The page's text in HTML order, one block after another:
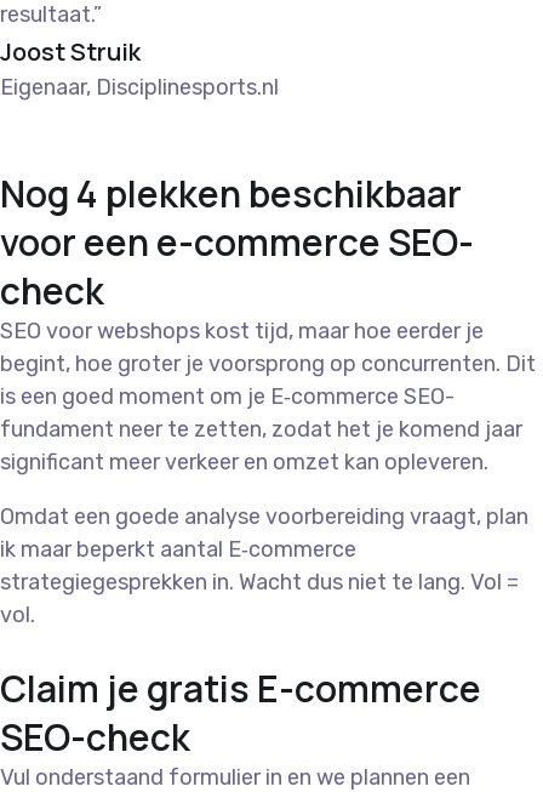
resultaat.”
Joost Struik
Eigenaar, Disciplinesports.nl
Nog 4 plekken beschikbaar
voor een e-commerce SEO-
check
SEO voor webshops kost tijd, maar hoe eerder je
begint, hoe groter je voorsprong op concurrenten. Dit
is een goed moment om je E‑commerce SEO-
fundament neer te zetten, zodat het je komend jaar
significant meer verkeer en omzet kan opleveren.
Omdat een goede analyse voorbereiding vraagt, plan
ik maar beperkt aantal E‑commerce
strategiegesprekken in. Wacht dus niet te lang. Vol =
vol.
Claim je gratis E-commerce
SEO-check
Vul onderstaand formulier in en we plannen een